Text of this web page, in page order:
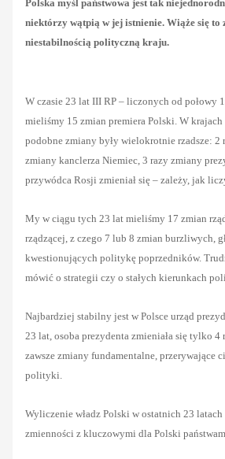
Polska myśl państwowa jest tak
niektórzy wątpią w jej istnienie. Wiąże się to
niestabilnością polityczną kraju.
W czasie 23 lat III RP – liczonych od połowy
mieliśmy 15 zmian premiera Polski. W
podobne zmiany były wielokrotnie rzadsze: 2
zmiany kanclerza Niemiec, 3 razy zmiany
przywódca Rosji zmieniał się – zależy, jak
My w ciągu tych 23 lat mieliśmy 17 zmian
rządzącej, z czego 7 lub 8 zmian burzliwych,
kwestionujących politykę poprzedników.
mówić o strategii czy o stałych kierunkach
Najbardziej stabilny jest w Polsce urząd
23 lat, osoba prezydenta zmieniała się tylko 4
zawsze zmiany fundamentalne, przerywające
polityki.
Wyliczenie władz Polski w ostatnich 23
zmienności z kluczowymi dla Polski